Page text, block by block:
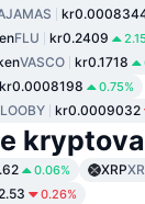
FLU kr0.2409
VASCO kr0.1718
kr0.0008198 0.75%
LOOBY kr0.0009032
0.06% XRP
0.26%